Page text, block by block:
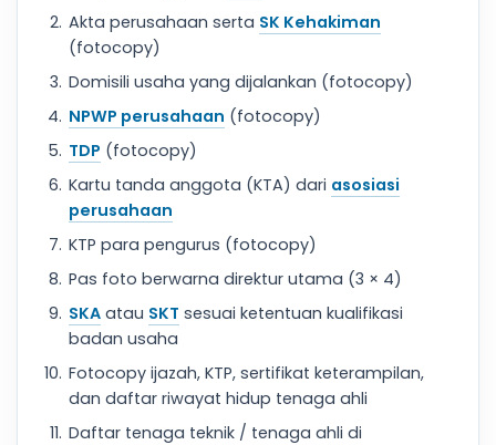
Akta perusahaan serta SK Kehakiman
(fotocopy)
Domisili usaha yang dijalankan (fotocopy)
NPWP perusahaan (fotocopy)
TDP (fotocopy)
Kartu tanda anggota (KTA) dari asosiasi
perusahaan
KTP para pengurus (fotocopy)
Pas foto berwarna direktur utama (3 × 4)
SKA atau SKT sesuai ketentuan kualifikasi
badan usaha
Fotocopy ijazah, KTP, sertifikat keterampilan,
dan daftar riwayat hidup tenaga ahli
Daftar tenaga teknik / tenaga ahli di